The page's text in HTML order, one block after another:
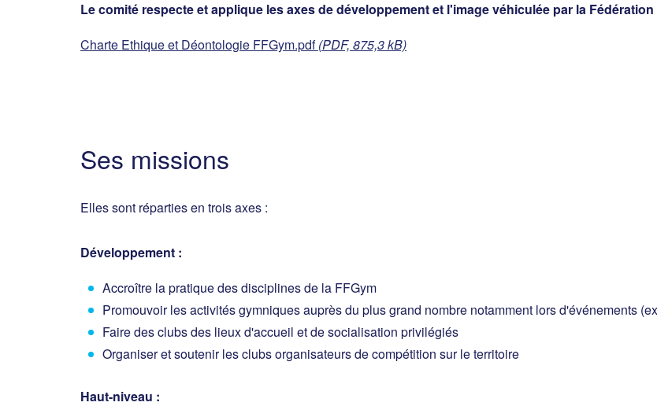
Le comité respecte et applique les axes de développement et l'image véhiculée par la
Charte Ethique et Déontologie FFGym.pdf(PDF, 875,3 kB)
Ses missions
Elles sont réparties en trois axes :
Développement :
Accroître la pratique des disciplines de la FFGym
Promouvoir les activités gymniques auprès du plus grand nombre notamment lors d'événements
Faire des clubs des lieux d'accueil et de socialisation privilégiés
Organiser et soutenir les clubs organisateurs de compétition sur le territoire
Haut-niveau :